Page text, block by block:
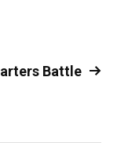
Battle